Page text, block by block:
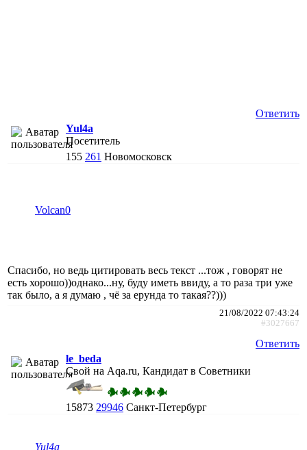
Ответить
Yul4a
Посетитель
155 261 Новомосковск
Volcan0
Спасибо, но ведь цитировать весь текст ...тож , говорят не
есть хорошо))однако...ну, буду иметь ввиду, а то раза три уже
так было, а я думаю , чё за ерунда то такая??)))
21/08/2022 07:43:24
#3027667
Ответить
le_beda
Свой на Aqa.ru, Кандидат в Советники
15873 29946 Санкт-Петербург
Yul4a